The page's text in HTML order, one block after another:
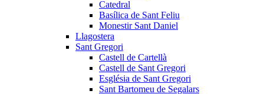
Catedral
Basílica de Sant Feliu
Monestir Sant Daniel
Llagostera
Sant Gregori
Castell de Cartellà
Castell de Sant Gregori
Església de Sant Gregori
Sant Bartomeu de Segalars